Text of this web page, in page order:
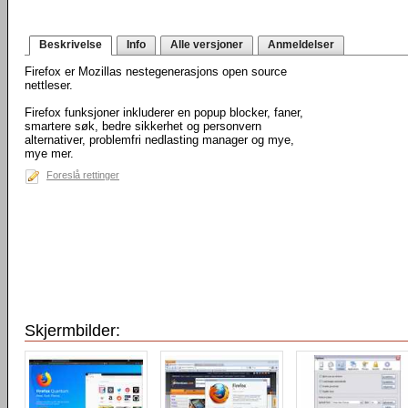
Beskrivelse Info Alle versjoner Anmeldelser
Firefox er Mozillas nestegenerasjons open source
nettleser.
Firefox funksjoner inkluderer en popup blocker, faner,
smartere søk, bedre sikkerhet og personvern
alternativer, problemfri nedlasting manager og mye,
mye mer.
Foreslå rettinger
Skjermbilder: